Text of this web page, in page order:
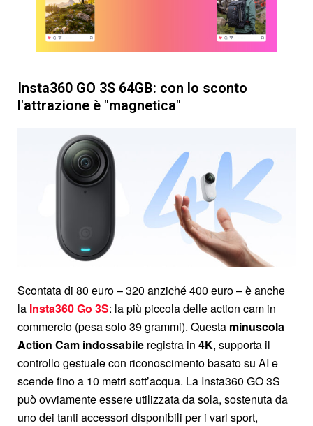
Insta360 GO 3S 64GB: con lo sconto
l'attrazione è "magnetica"
Scontata di 80 euro – 320 anziché 400 euro – è anche
la Insta360 Go 3S: la più piccola delle action cam in
commercio (pesa solo 39 grammi). Questa minuscola
Action Cam indossabile registra in 4K, supporta il
controllo gestuale con riconoscimento basato su AI e
scende fino a 10 metri sott’acqua. La Insta360 GO 3S
può ovviamente essere utilizzata da sola, sostenuta da
uno dei tanti accessori disponibili per i vari sport,